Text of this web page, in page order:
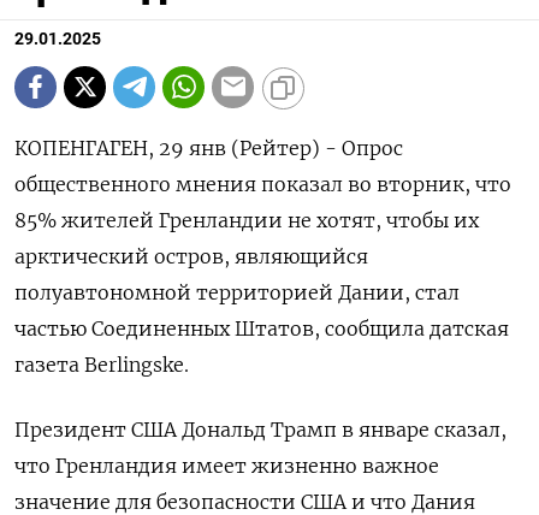
29.01.2025
КОПЕНГАГЕН, 29 янв (Рейтер) - Опрос
общественного мнения показал во вторник, что
85% жителей Гренландии не хотят, чтобы их
арктический остров, являющийся
полуавтономной территорией Дании, стал
частью Соединенных Штатов, сообщила датская
газета Berlingske.
Президент США Дональд Трамп в январе сказал,
что Гренландия имеет жизненно важное
значение для безопасности США и что Дания